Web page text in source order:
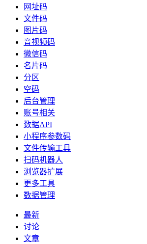
网址码
文件码
图片码
音视频码
微信码
名片码
分区
空码
后台管理
账号相关
数据API
小程序参数码
文件传输工具
扫码机器人
浏览器扩展
更多工具
数据管理
最新
讨论
文章